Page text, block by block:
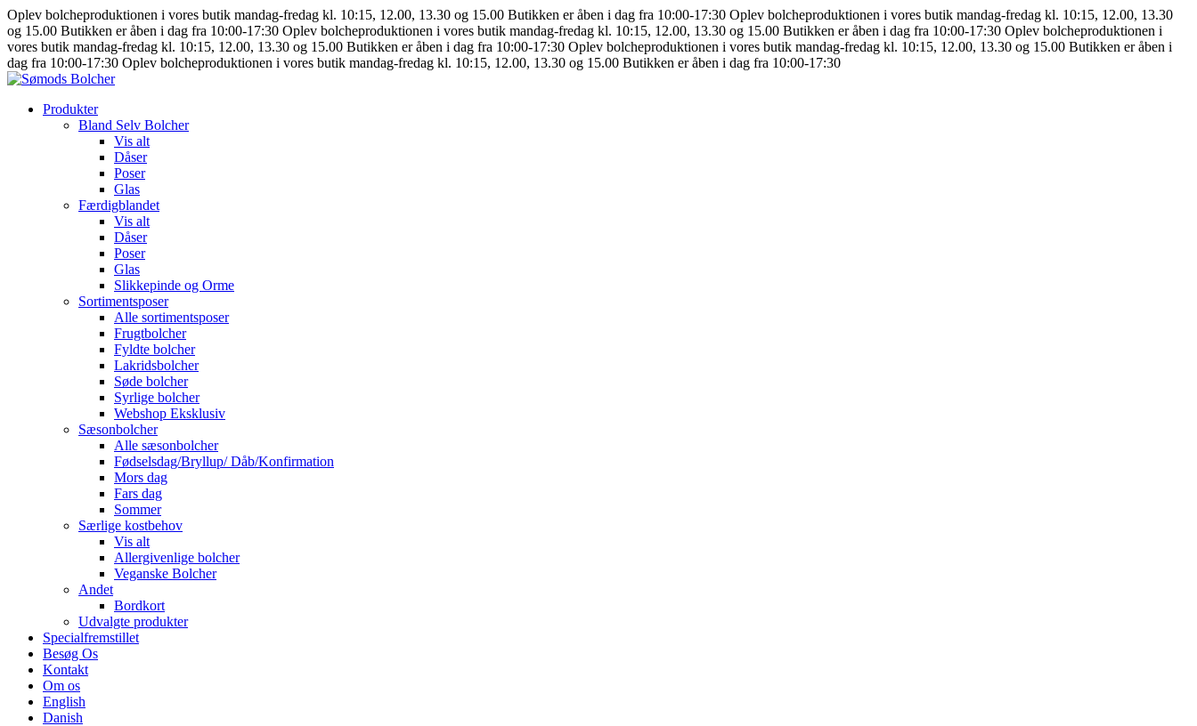
Oplev bolcheproduktionen i vores butik mandag-fredag kl. 10:15, 12.00, 13.30 og 15.00 Butikken er åben i dag fra 10:00-17:30 Oplev bolcheproduktionen i vores butik mandag-fredag kl. 10:15, 12.00, 13.30
og 15.00 Butikken er åben i dag fra 10:00-17:30 Oplev bolcheproduktionen i vores butik mandag-fredag kl. 10:15, 12.00, 13.30 og 15.00 Butikken er åben i dag fra 10:00-17:30 Oplev bolcheproduktionen i
vores butik mandag-fredag kl. 10:15, 12.00, 13.30 og 15.00 Butikken er åben i dag fra 10:00-17:30 Oplev bolcheproduktionen i vores butik mandag-fredag kl. 10:15, 12.00, 13.30 og 15.00 Butikken er åben i
dag fra 10:00-17:30 Oplev bolcheproduktionen i vores butik mandag-fredag kl. 10:15, 12.00, 13.30 og 15.00 Butikken er åben i dag fra 10:00-17:30
Produkter
Bland Selv Bolcher
Vis alt
Dåser
Poser
Glas
Færdigblandet
Vis alt
Dåser
Poser
Glas
Slikkepinde og Orme
Sortimentsposer
Alle sortimentsposer
Frugtbolcher
Fyldte bolcher
Lakridsbolcher
Søde bolcher
Syrlige bolcher
Webshop Eksklusiv
Sæsonbolcher
Alle sæsonbolcher
Fødselsdag/Bryllup/ Dåb/Konfirmation
Mors dag
Fars dag
Sommer
Særlige kostbehov
Vis alt
Allergivenlige bolcher
Veganske Bolcher
Andet
Bordkort
Udvalgte produkter
Specialfremstillet
Besøg Os
Kontakt
Om os
English
Danish